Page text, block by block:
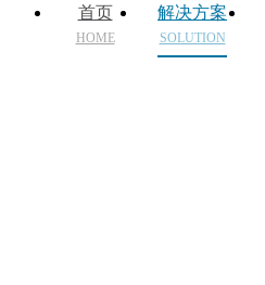
首页
HOME
解决方案
SOLUTION